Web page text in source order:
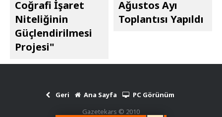
Coğrafi İşaret
Niteliğinin
Güçlendirilmesi
Projesi"
Ağustos Ayı
Toplantısı Yapıldı
Geri Ana Sayfa
PC Görünüm
Gazetekars © 2010